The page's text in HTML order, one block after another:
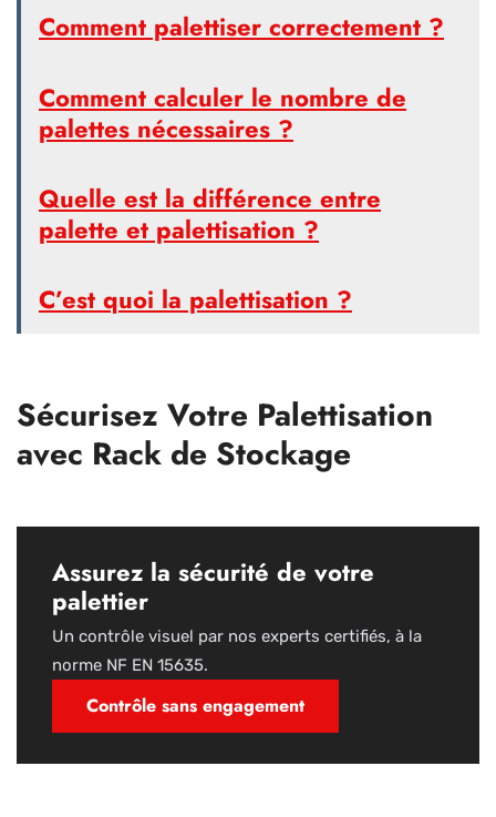
Comment palettiser correctement ?
Comment calculer le nombre de
palettes nécessaires ?
Quelle est la différence entre
palette et palettisation ?
C’est quoi la palettisation ?
Sécurisez Votre Palettisation
avec Rack de Stockage
Assurez la sécurité de votre
palettier
Un contrôle visuel par nos experts certifiés, à la
norme NF EN 15635.
Contrôle sans engagement